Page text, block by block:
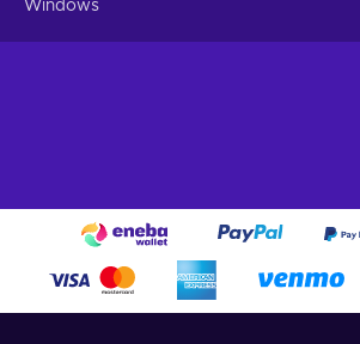
kliknij na opcję aktywacji kodu;
wpisz 25-znakowy klucz produktu i
Windows